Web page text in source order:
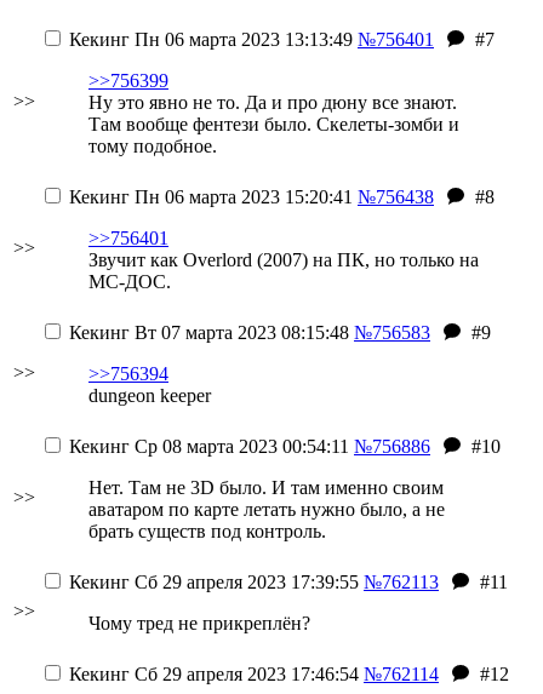
>>
Кекинг Пн 06 марта 2023 13:13:49 №756401
#7
>>756399
Ну это явно не то. Да и про дюну все знают.
Там вообще фентези было. Скелеты-зомби и
тому подобное.
>>
Кекинг Пн 06 марта 2023 15:20:41 №756438
#8
>>756401
Звучит как Overlord (2007) на ПК, но только на
МС-ДОС.
>>
Кекинг Вт 07 марта 2023 08:15:48 №756583
#9
>>756394
dungeon keeper
>>
Кекинг Ср 08 марта 2023 00:54:11 №756886
#10
Нет. Там не 3D было. И там именно своим
аватаром по карте летать нужно было, а не
брать существ под контроль.
>>
Кекинг Сб 29 апреля 2023 17:39:55 №762113
#11
Чому тред не прикреплён?
Кекинг Сб 29 апреля 2023 17:46:54 №762114
#12